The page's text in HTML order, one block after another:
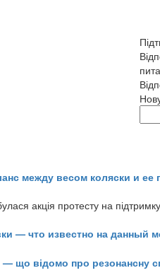
между весом коляски и
акція протесту на
— что известно на данный
що відомо про резонансну